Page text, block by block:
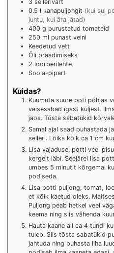
3 sellerivart
0.5 l kanapuljongit (kui sul
juhtu, kui ära jätad)
400 g purustatud tomateid
250 ml punast veini
Keedetud vett
Õli praadimiseks
2 loorberilehte
Soola-pipart
Kuidas?
Kuumuta suure poti põhjas
veisesabad igast küljest.
jaos. Tõsta sabatükid
Samal ajal saad puhastada
selleri. Lõika kõik ca 1 cm
Lisa vajadusel potti veel
kergelt läbi. Seejärel lisa
umbes 5 minutit kõrgemal
podiseda.
Lisa potti puljong, tomat,
et kõik kaetud oleks.
Puljong peab hetkel veel
keema ning siis vähenda
Hauta kaane all ca 4 tundi
tuleb. Siis tõsta sabatükid
jahtuda ning puhasta liha